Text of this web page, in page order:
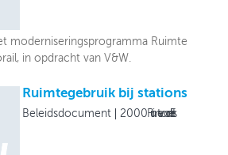
moderniseringsprogramma Ruimte
in opdracht van V&W.
Ruimtegebruik bij stations
Beleidsdocument 2000Ruimte voor de Fiets